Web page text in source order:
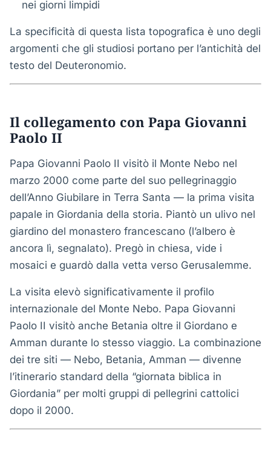
nei giorni limpidi
La specificità di questa lista topografica è uno degli
argomenti che gli studiosi portano per l’antichità del
testo del Deuteronomio.
Il collegamento con Papa Giovanni
Paolo II
Papa Giovanni Paolo II visitò il Monte Nebo nel
marzo 2000 come parte del suo pellegrinaggio
dell’Anno Giubilare in Terra Santa — la prima visita
papale in Giordania della storia. Piantò un ulivo nel
giardino del monastero francescano (l’albero è
ancora lì, segnalato). Pregò in chiesa, vide i
mosaici e guardò dalla vetta verso Gerusalemme.
La visita elevò significativamente il profilo
internazionale del Monte Nebo. Papa Giovanni
Paolo II visitò anche Betania oltre il Giordano e
Amman durante lo stesso viaggio. La combinazione
dei tre siti — Nebo, Betania, Amman — divenne
l’itinerario standard della “giornata biblica in
Giordania” per molti gruppi di pellegrini cattolici
dopo il 2000.